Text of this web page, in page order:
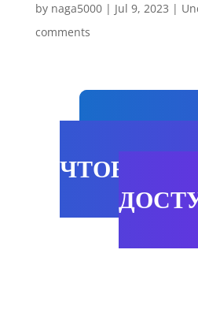
by naga5000| Jul 9, 2023 |
comments
ЧТОБЫ